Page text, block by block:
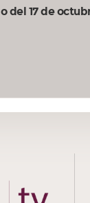
del 17 de